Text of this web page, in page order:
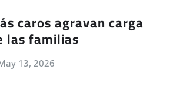
caros agravan carga
las familias
13, 2026